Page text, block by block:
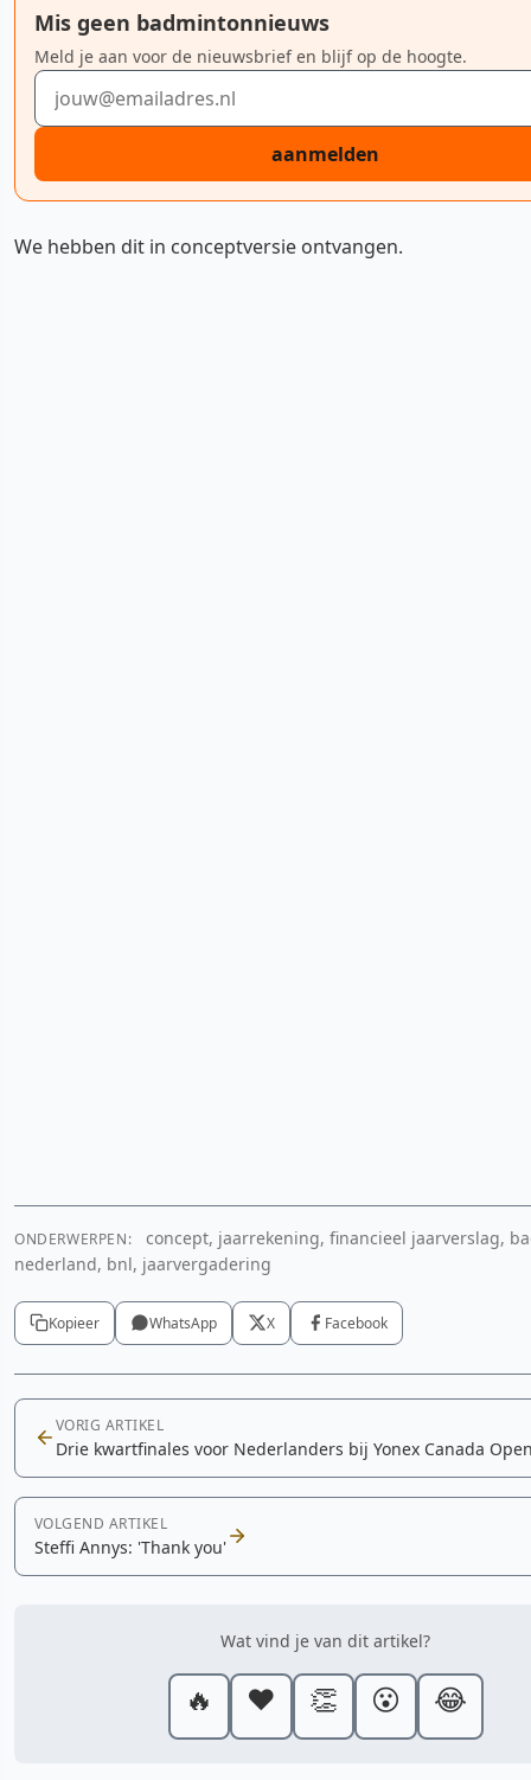
Mis geen badmintonnieuws
Meld je aan voor de nieuwsbrief en blijf op de hoogte.
E-mailadres
aanmelden
We hebben dit in conceptversie ontvangen.
ONDERWERPEN:
concept, jaarrekening, financieel jaarverslag,
nederland, bnl, jaarvergadering
Kopieer WhatsApp X Facebook
VORIG ARTIKEL
Drie kwartfinales voor Nederlanders bij Yonex Canada
VOLGEND ARTIKEL
Steffi Annys: 'Thank you'
Wat vind je van dit artikel?
🔥 ❤️ 👏 😮 😂